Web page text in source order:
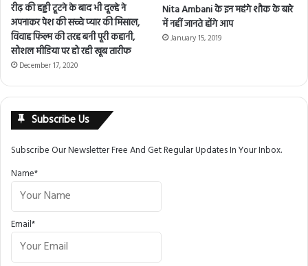
रीढ़ की हड्डी टूटने के बाद भी दूल्हे ने
अपनाकर पेश की सच्चे प्यार की मिसाल,
विवाह फिल्म की तरह बनी पूरी कहानी,
सोशल मीडिया पर हो रही खूब तारीफ
December 17, 2020
Nita Ambani के इन महंगे शौक के बारे
में नहीं जानते होंगे आप
January 15, 2019
Subscribe Us
Subscribe Our Newsletter Free And Get Regular Updates In Your Inbox.
Name*
Email*